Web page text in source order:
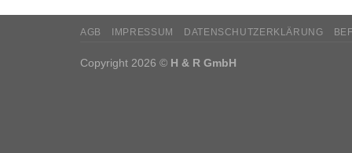
AGB IMPRESSUM DATENSCHUTZERKLÄRUNG
Copyright 2026 © H & R GmbH